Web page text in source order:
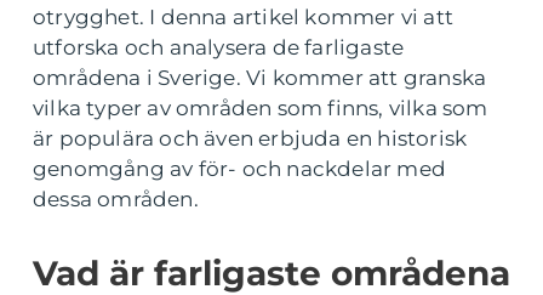
otrygghet. I denna artikel kommer vi att
utforska och analysera de farligaste
områdena i Sverige. Vi kommer att granska
vilka typer av områden som finns, vilka som
är populära och även erbjuda en historisk
genomgång av för- och nackdelar med
dessa områden.
Vad är farligaste områdena